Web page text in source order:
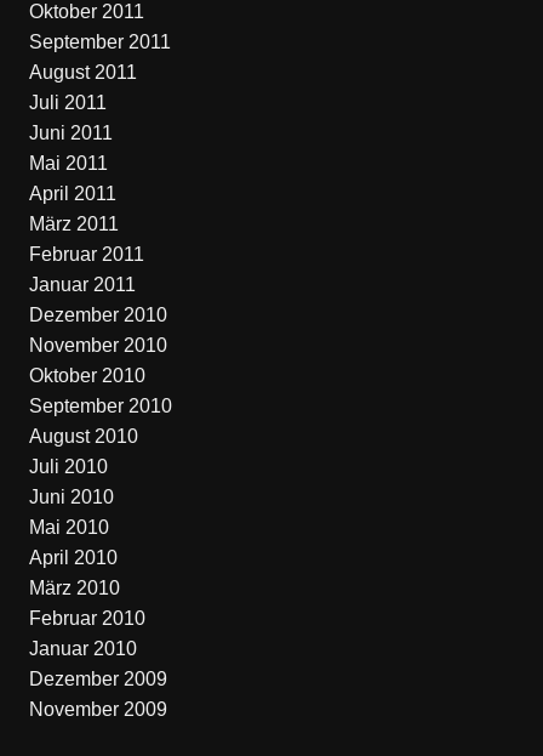
Oktober 2011
September 2011
August 2011
Juli 2011
Juni 2011
Mai 2011
April 2011
März 2011
Februar 2011
Januar 2011
Dezember 2010
November 2010
Oktober 2010
September 2010
August 2010
Juli 2010
Juni 2010
Mai 2010
April 2010
März 2010
Februar 2010
Januar 2010
Dezember 2009
November 2009